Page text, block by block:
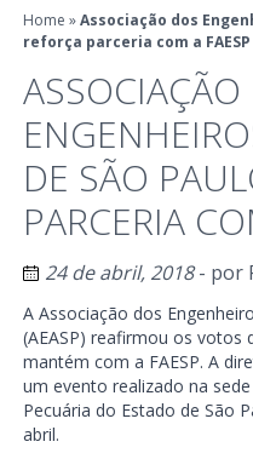
Home »Associação dos
reforça parceria com a FAESP
ASSOCIAÇÃO
DE SÃO
PARCERIA
24 de abril, 2018- por
A Associação dos
(AEASP) reafirmou os votos
mantém com a FAESP. A
um evento realizado na
Pecuária do Estado de São
abril.